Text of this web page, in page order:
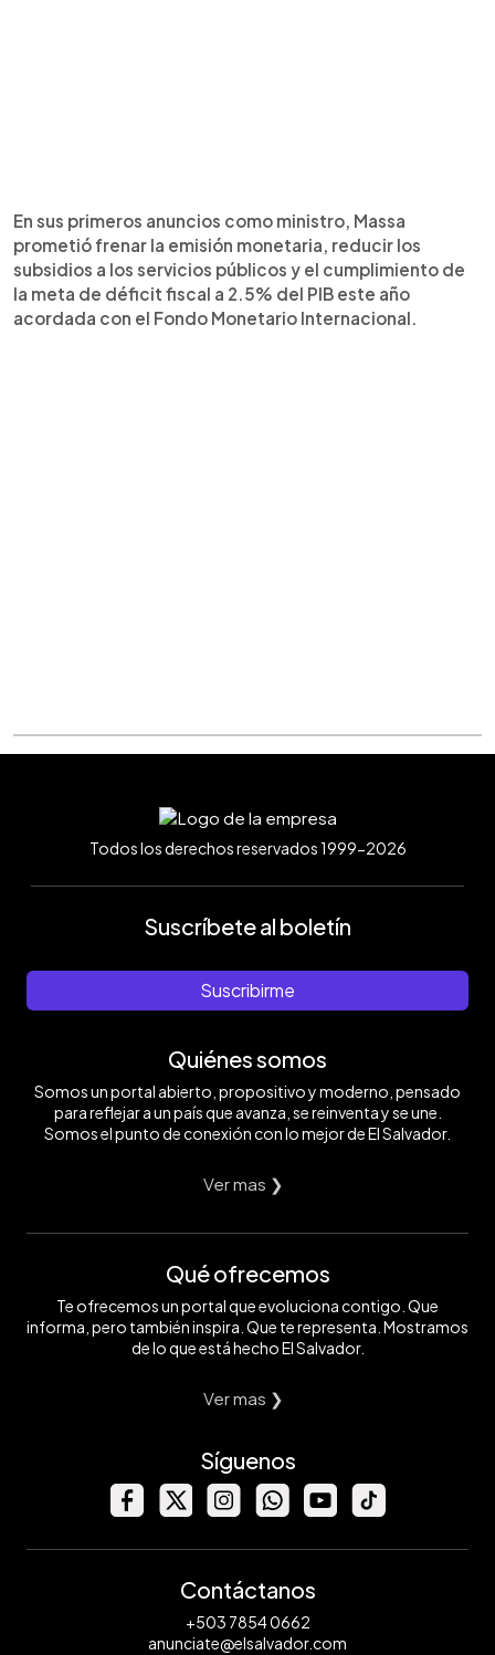
En sus primeros anuncios como ministro, Massa
prometió frenar la emisión monetaria, reducir los
subsidios a los servicios públicos y el cumplimiento de
la meta de déficit fiscal a 2.5% del PIB este año
acordada con el Fondo Monetario Internacional.
Todos los derechos reservados 1999-2026
Suscríbete al boletín
Suscribirme
Quiénes somos
Somos un portal abierto, propositivo y moderno, pensado
para reflejar a un país que avanza, se reinventa y se une.
Somos el punto de conexión con lo mejor de El Salvador.
Ver mas ❯
Qué ofrecemos
Te ofrecemos un portal que evoluciona contigo. Que
informa, pero también inspira. Que te representa. Mostramos
de lo que está hecho El Salvador.
Ver mas ❯
Síguenos
Contáctanos
+503 7854 0662
anunciate@elsalvador.com